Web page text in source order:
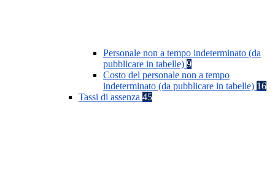
Personale non a tempo indeterminato (da
pubblicare in tabelle) 9
Costo del personale non a tempo
indeterminato (da pubblicare in tabelle) 16
Tassi di assenza 45